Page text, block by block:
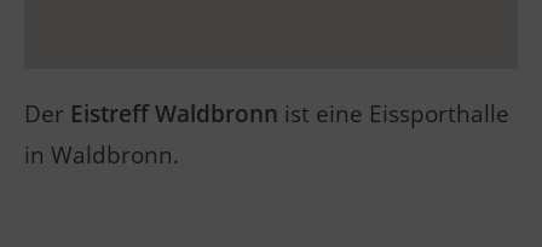
Der Eistreff Waldbronn ist eine Eissporthalle
in Waldbronn.